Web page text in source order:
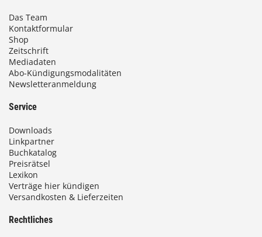
Das Team
Kontaktformular
Shop
Zeitschrift
Mediadaten
Abo-Kündigungsmodalitäten
Newsletteranmeldung
Service
Downloads
Linkpartner
Buchkatalog
Preisrätsel
Lexikon
Verträge hier kündigen
Versandkosten & Lieferzeiten
Rechtliches